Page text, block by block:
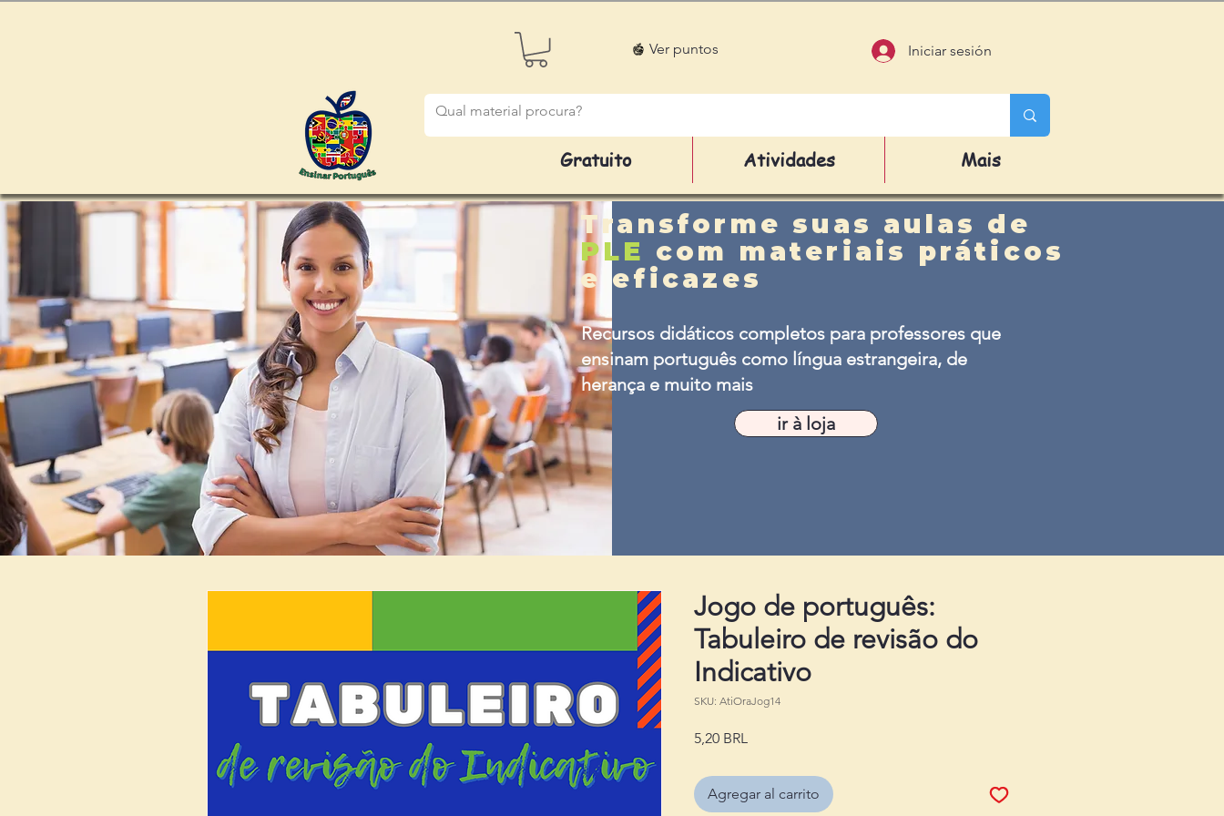
Ver puntos Iniciar sesión
Gratuito Atividades Mais
Transforme suas aulas de
PLE com materiais práticos
e eficazes
Recursos didáticos completos para professores que
ensinam português como língua estrangeira, de
herança e muito mais
ir à loja
Jogo de português:
Tabuleiro de revisão do
Indicativo
SKU: AtiOraJog14
5,20 BRL
Agregar al carrito